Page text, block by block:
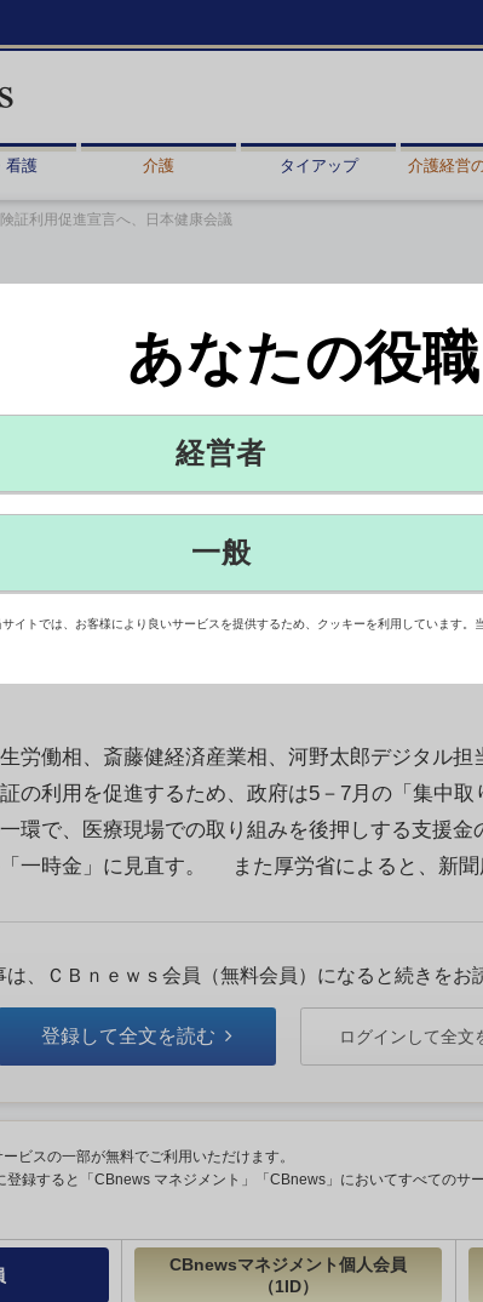
看護 介護 タイアップ 介護経営
証利用促進宣言へ、日本健康会議
利用促進宣言へ、日本健康会議
DXフォーラムで、3閣僚出席
険証が廃止される12月2日に向けてマイナ保険証
保険者、経済団体、自治体のトップらが実行委員
推進フォーラムでマイナ保険証利用促進宣言を行う
労働相、斎藤健経済産業相、河野太郎デジタル担
の利用を促進するため、政府は5－7月の「集中取
環で、医療現場での取り組みを後押しする支援金
一時金」に見直す。 また厚労省によると、新聞
は、ＣＢｎｅｗｓ会員（無料会員）になると続きをお
登録して全文を読む ログインして全文
ビスの一部が無料でご利用いただけます。
録すると「CBnews マネジメント」「CBnews」においてすべてのサ
CBnewsマネジメント個人会員
（1ID）
あなたの役
経営者
一般
サイトでは、お客様により良いサービスを提供するため、クッキーを利用しています